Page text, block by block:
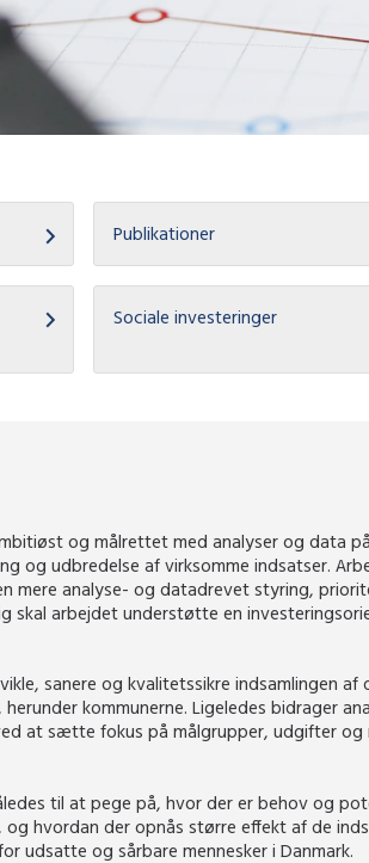
Publikationer
Sociale investeringer
og målrettet med analyser og data på
og udbredelse af virksomme indsatser.
mere analyse- og datadrevet styring,
skal arbejdet understøtte en
sanere og kvalitetssikre indsamlingen
kommunerne. Ligeledes bidrager
at sætte fokus på målgrupper, udgifter og
til at pege på, hvor der er behov og
hvordan der opnås større effekt af de
udsatte og sårbare mennesker i Danmark.